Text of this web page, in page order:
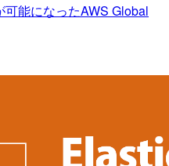
能になったAWS Global